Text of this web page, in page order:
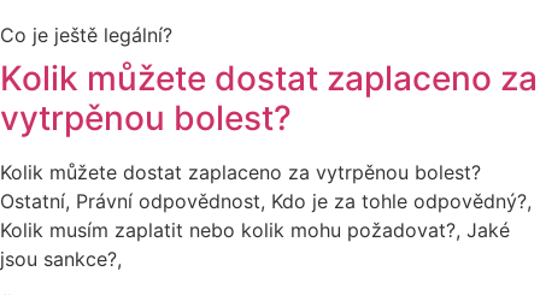
Co je ještě legální?
Kolik můžete dostat zaplaceno za
vytrpěnou bolest?
Kolik můžete dostat zaplaceno za vytrpěnou bolest?
Ostatní, Právní odpovědnost, Kdo je za tohle odpovědný?,
Kolik musím zaplatit nebo kolik mohu požadovat?, Jaké
jsou sankce?,